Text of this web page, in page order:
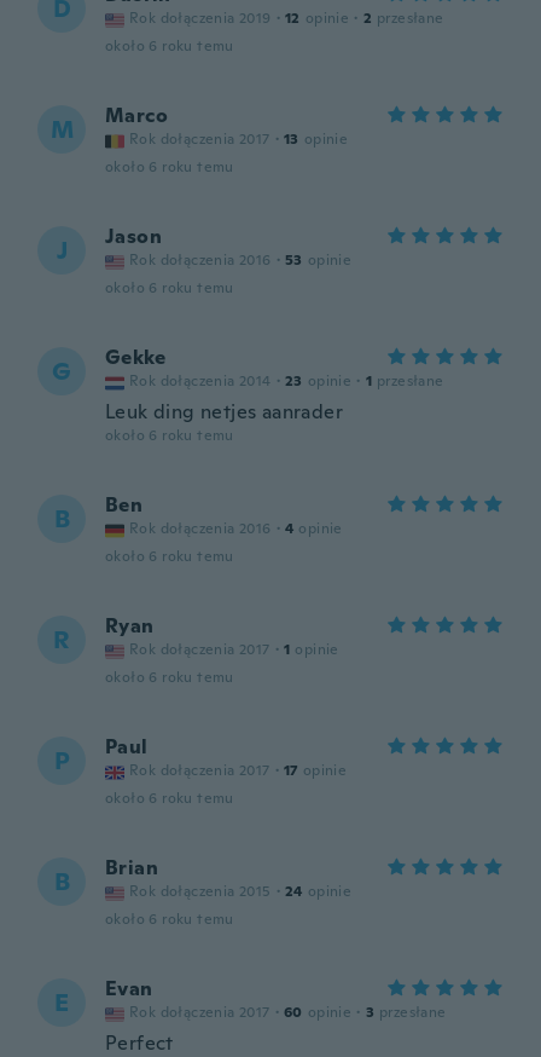
D Rok dołączenia 2019 · 12 opinie · 2 przesłane
około 6 roku temu
M Marco
Rok dołączenia 2017 · 13 opinie
około 6 roku temu
J Jason
Rok dołączenia 2016 · 53 opinie
około 6 roku temu
G Gekke
Rok dołączenia 2014 · 23 opinie · 1 przesłane
Leuk ding netjes aanrader
około 6 roku temu
B Ben
Rok dołączenia 2016 · 4 opinie
około 6 roku temu
R Ryan
Rok dołączenia 2017 · 1 opinie
około 6 roku temu
P Paul
Rok dołączenia 2017 · 17 opinie
około 6 roku temu
B Brian
Rok dołączenia 2015 · 24 opinie
około 6 roku temu
E Evan
Rok dołączenia 2017 · 60 opinie · 3 przesłane
Perfect